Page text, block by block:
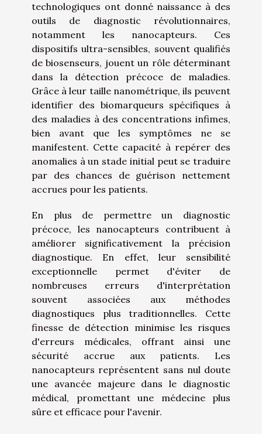
technologiques ont donné naissance à des
outils de diagnostic révolutionnaires,
notamment les nanocapteurs. Ces
dispositifs ultra-sensibles, souvent qualifiés
de biosenseurs, jouent un rôle déterminant
dans la détection précoce de maladies.
Grâce à leur taille nanométrique, ils peuvent
identifier des biomarqueurs spécifiques à
des maladies à des concentrations infimes,
bien avant que les symptômes ne se
manifestent. Cette capacité à repérer des
anomalies à un stade initial peut se traduire
par des chances de guérison nettement
accrues pour les patients.
En plus de permettre un diagnostic
précoce, les nanocapteurs contribuent à
améliorer significativement la précision
diagnostique. En effet, leur sensibilité
exceptionnelle permet d'éviter de
nombreuses erreurs d'interprétation
souvent associées aux méthodes
diagnostiques plus traditionnelles. Cette
finesse de détection minimise les risques
d'erreurs médicales, offrant ainsi une
sécurité accrue aux patients. Les
nanocapteurs représentent sans nul doute
une avancée majeure dans le diagnostic
médical, promettant une médecine plus
sûre et efficace pour l'avenir.